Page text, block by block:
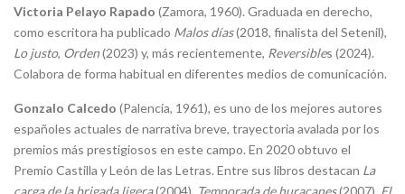
Victoria Pelayo Rapado (Zamora, 1960). Graduada en derecho,
como escritora ha publicado Malos días(2018, finalista del Setenil),
Lo justo, Orden(2023) y, más recientemente, Reversibles (2024).
Colabora de forma habitual en diferentes medios de comunicación.
Gonzalo Calcedo (Palencia, 1961), es uno de los mejores autores
españoles actuales de narrativa breve, trayectoria avalada por los
premios más prestigiosos en este campo. En 2020 obtuvo el
Premio Castilla y León de las Letras. Entre sus libros destacan La
carga de la brigada ligera(2004), Temporada de huracanes(2007), El